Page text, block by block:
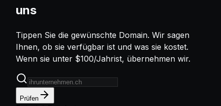
uns
Tippen Sie die gewünschte Domain. Wir sagen
Ihnen, ob sie verfügbar ist und was sie kostet.
Wenn sie unter $100/Jahrist, übernehmen wir.
Prüfen